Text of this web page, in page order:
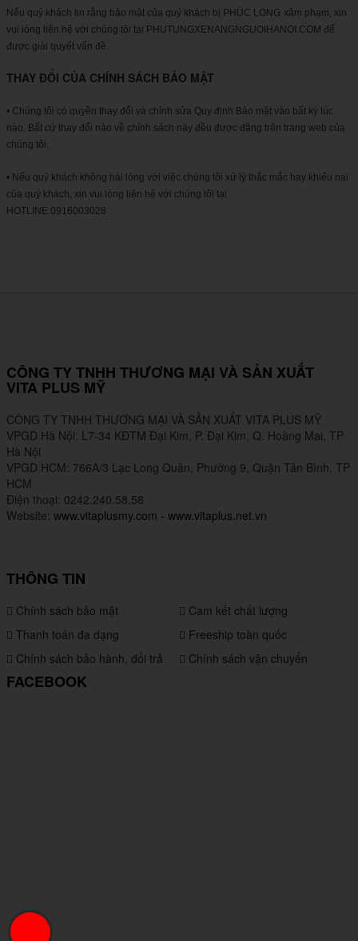
Nếu quý khách tin rằng bảo mật của quý khách bị PHÚC LONG xâm phạm, xin
vui lòng liên hệ với chúng tôi tại PHUTUNGXENANGNGUOIHANOI.COM để
được giải quyết vấn đề.
THAY ĐỔI CỦA CHÍNH SÁCH BẢO MẬT
• Chúng tôi có quyền thay đổi và chỉnh sửa Quy định Bảo mật vào bất kỳ lúc
nào. Bất cứ thay đổi nào về chính sách này đều được đăng trên trang web của
chúng tôi.
• Nếu quý khách không hài lòng với việc chúng tôi xử lý thắc mắc hay khiếu nại
của quý khách, xin vui lòng liên hệ với chúng tôi tại
HOTLINE:0916003028
CÔNG TY TNHH THƯƠNG MẠI VÀ SẢN XUẤT
VITA PLUS MỸ
CÔNG TY TNHH THƯƠNG MẠI VÀ SẢN XUẤT VITA PLUS MỸ
VPGD Hà Nội: L7-34 KĐTM Đại Kim, P. Đại Kim, Q. Hoàng Mai, TP
Hà Nội
VPGD HCM: 766A/3 Lạc Long Quân, Phường 9, Quận Tân Bình, TP
HCM
Điện thoại: 0242.240.58.58
Website: www.vitaplusmy.com - www.vitaplus.net.vn
THÔNG TIN
Chính sách bảo mật
Cam kết chất lượng
Thanh toán đa dạng
Freeship toàn quốc
Chính sách bảo hành, đổi trả
Chính sách vận chuyển
FACEBOOK